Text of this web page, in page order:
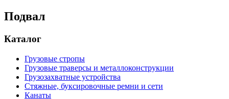
Подвал
Каталог
Грузовые стропы
Грузовые траверсы и металлоконструкции
Грузозахватные устройства
Стяжные, буксировочные ремни и сети
Канаты